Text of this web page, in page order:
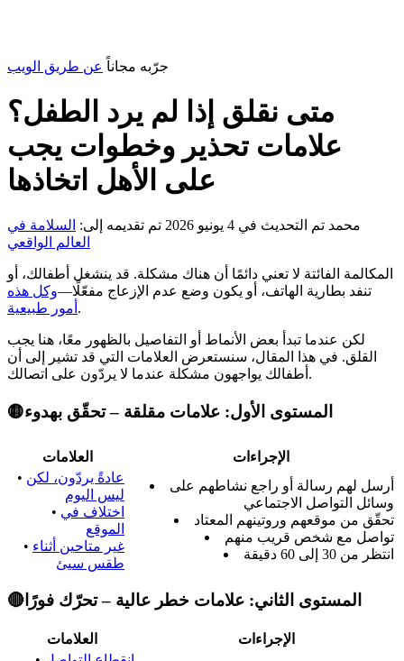
جرّبه مجاناً عن طريق الويب
متى نقلق إذا لم يرد الطفل؟
علامات تحذير وخطوات يجب
على الأهل اتخاذها
محمد تم التحديث في 4 يونيو 2026 تم تقديمه إلى: السلامة في
العالم الواقعي
المكالمة الفائتة لا تعني دائمًا أن هناك مشكلة. قد ينشغل أطفالك، أو
تنفد بطارية الهاتف، أو يكون وضع عدم الإزعاج مفعّلًا—وكل هذه
أمور طبيعية .
لكن عندما تبدأ بعض الأنماط أو التفاصيل بالظهور معًا، هنا يجب
القلق. في هذا المقال، سنستعرض العلامات التي قد تشير إلى أن
أطفالك يواجهون مشكلة عندما لا يردّون على اتصالك.
🟡المستوى الأول: علامات مقلقة – تحقّق بهدوء
العلامات
الإجراءات
• عادةً يردّون، لكن
ليس اليوم
• اختلاف في
الموقع
• غير متاحين أثناء
طقس سيئ
أرسل لهم رسالة أو راجع نشاطهم على
وسائل التواصل الاجتماعي
تحقّق من موقعهم وروتينهم المعتاد
تواصل مع شخص قريب منهم
انتظر من 30 إلى 60 دقيقة
🔴المستوى الثاني: علامات خطر عالية – تحرّك فورًا
العلامات
الإجراءات